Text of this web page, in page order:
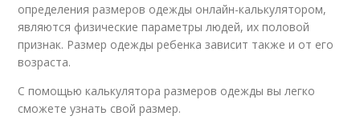
определения размеров одежды онлайн-калькулятором,
являются физические параметры людей, их половой
признак. Размер одежды ребенка зависит также и от его
возраста.
С помощью калькулятора размеров одежды вы легко
сможете узнать свой размер.